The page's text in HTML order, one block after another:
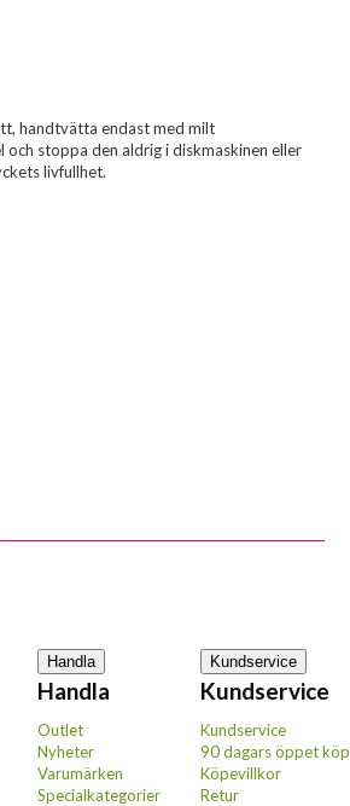
handtvätta endast med milt
stoppa den aldrig i diskmaskinen eller
livfullhet.
Handla
Handla
Outlet
Nyheter
Varumärken
Specialkategorier
Kundservice
Kundservice
Kundservice
90 dagars öppet köp
Köpevillkor
Retur